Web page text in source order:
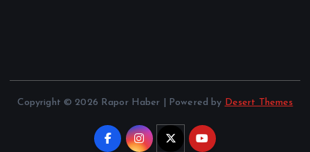
Copyright © 2026 Rapor Haber | Powered by Desert Themes